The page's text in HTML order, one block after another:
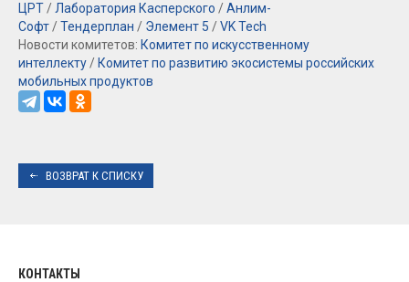
ЦРТ / Лаборатория Касперского /Анлим-
Софт /Тендерплан / Элемент 5 /VK Tech
Новости комитетов: Комитет по искусственному
интеллекту / Комитет по развитию экосистемы российских
мобильных продуктов
ВОЗВРАТ К СПИСКУ
КОНТАКТЫ